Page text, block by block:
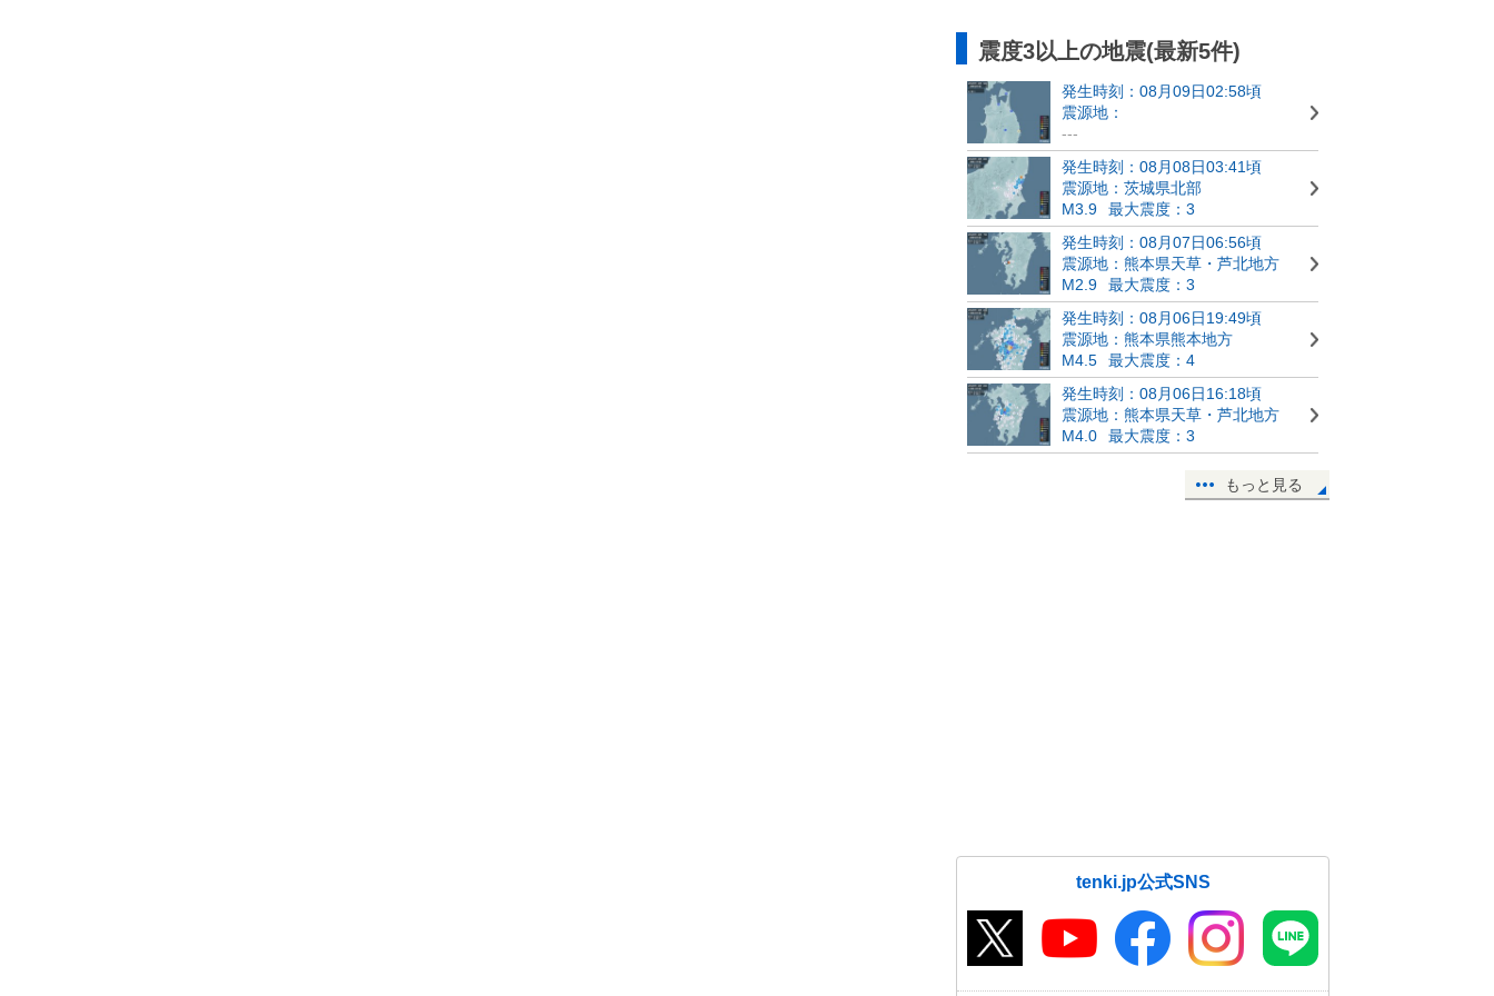
震度3以上の地震(最新5件)
発生時刻：08月09日02:58頃
震源地：
---
発生時刻：08月08日03:41頃
震源地：茨城県北部
M3.9
最大震度：3
発生時刻：08月07日06:56頃
震源地：熊本県天草・芦北地方
M2.9
最大震度：3
発生時刻：08月06日19:49頃
震源地：熊本県熊本地方
M4.5
最大震度：4
発生時刻：08月06日16:18頃
震源地：熊本県天草・芦北地方
M4.0
最大震度：3
もっと見る
tenki.jp公式SNS